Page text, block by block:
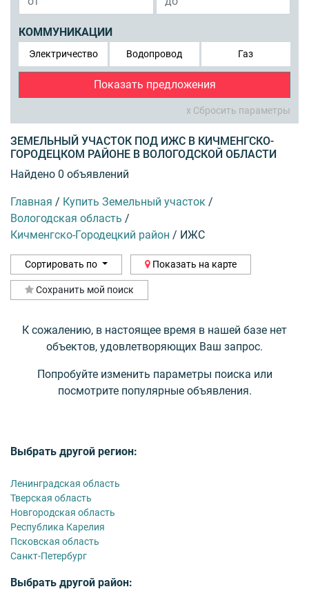
КОММУНИКАЦИИ
Электричество Водопровод Газ
Показать предложения
x Сбросить параметры
ЗЕМЕЛЬНЫЙ УЧАСТОК ПОД ИЖС В КИЧМЕНГСКО-
ГОРОДЕЦКОМ РАЙОНЕ В ВОЛОГОДСКОЙ ОБЛАСТИ
Найдено 0 объявлений
Главная / Купить Земельный участок /
Вологодская область /
Кичменгско-Городецкий район / ИЖС
Сортировать по Показать на карте
Сохранить мой поиск
К сожалению, в настоящее время в нашей базе нет
объектов, удовлетворяющих Ваш запрос.
Попробуйте изменить параметры поиска или
посмотрите популярные объявления.
Выбрать другой регион:
Ленинградская область
Тверская область
Новгородская область
Республика Карелия
Псковская область
Санкт-Петербург
Выбрать другой район: